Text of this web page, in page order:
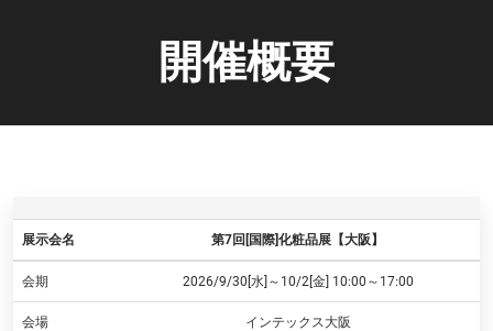
開催概要
展示会名 第7回[国際]化粧品展【大阪】
会期 2026/9/30[水]～10/2[金] 10:00～17:00
会場 インテックス大阪